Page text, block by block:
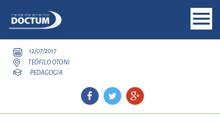
12/07/2017
TEÓFILO OTONI
PEDAGOGIA